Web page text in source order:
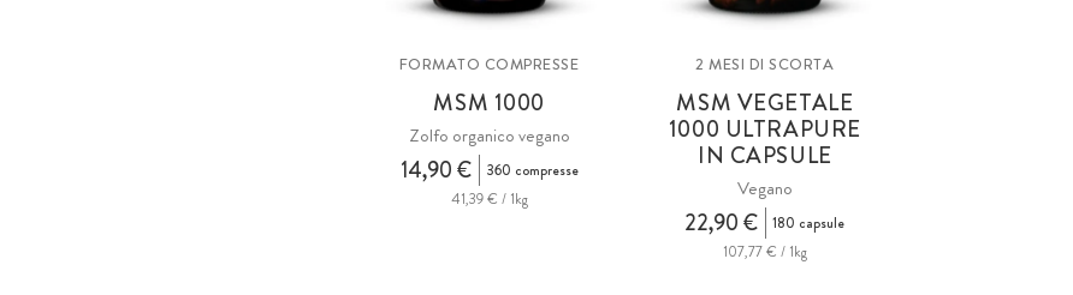
FORMATO COMPRESSE
MSM 1000
Zolfo organico vegano
14,90 €
360 compresse
41,39 € / 1kg
2 MESI DI SCORTA
MSM VEGETALE
1000 ULTRAPURE
IN CAPSULE
Vegano
22,90 €
180 capsule
107,77 € / 1kg